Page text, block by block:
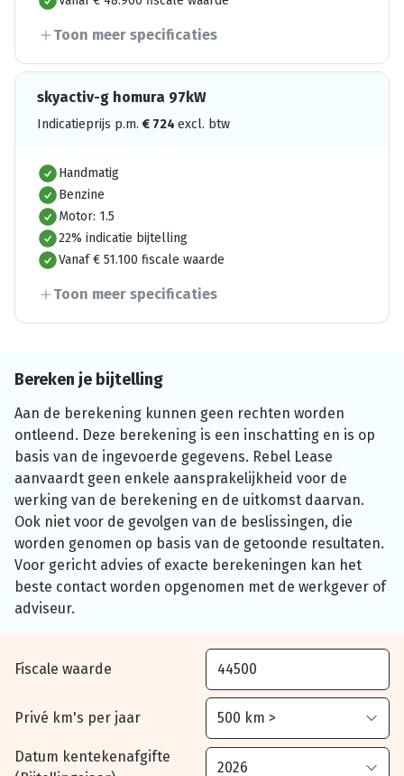
Toon meer specificaties
skyactiv-g homura 97kW
Indicatieprijs p.m. € 724 excl. btw
Handmatig
Benzine
Motor: 1.5
22% indicatie bijtelling
Vanaf € 51.100 fiscale waarde
Toon meer specificaties
Bereken je bijtelling
Aan de berekening kunnen geen rechten worden
ontleend. Deze berekening is een inschatting en is op
basis van de ingevoerde gegevens. Rebel Lease
aanvaardt geen enkele aansprakelijkheid voor de
werking van de berekening en de uitkomst daarvan.
Ook niet voor de gevolgen van de beslissingen, die
worden genomen op basis van de getoonde resultaten.
Voor gericht advies of exacte berekeningen kan het
beste contact worden opgenomen met de werkgever of
adviseur.
Fiscale waarde
Privé km's per jaar
Datum kentekenafgifte